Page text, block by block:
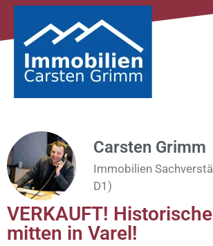
Carsten Grimm
Immobilien
D1)
VERKAUFT!
mitten in Varel!